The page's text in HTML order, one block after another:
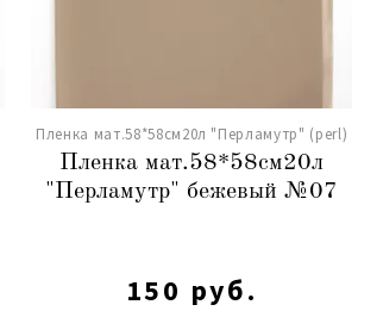
Пленка мат.58*58см20л "Перламутр" (perl)
Пленка мат.58*58см20л
"Перламутр" бежевый №07
150 руб.